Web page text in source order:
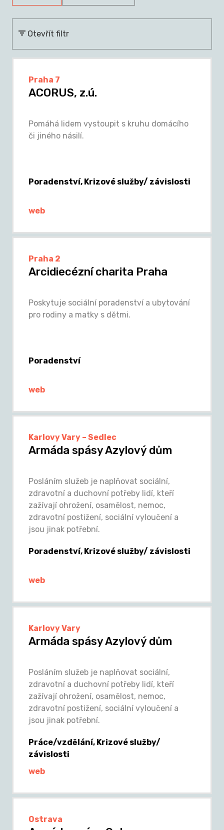
Otevřít filtr
Praha 7
ACORUS, z.ú.
Pomáhá lidem vystoupit s kruhu domácího
či jiného násilí.
Poradenství, Krizové služby/ závislosti
web
Praha 2
Arcidiecézní charita Praha
Poskytuje sociální poradenství a ubytování
pro rodiny a matky s dětmi.
Poradenství
web
Karlovy Vary – Sedlec
Armáda spásy Azylový dům
Posláním služeb je naplňovat sociální,
zdravotní a duchovní potřeby lidí, kteří
zažívají ohrožení, osamělost, nemoc,
zdravotní postižení, sociální vyloučení a
jsou jinak potřební.
Poradenství, Krizové služby/ závislosti
web
Karlovy Vary
Armáda spásy Azylový dům
Posláním služeb je naplňovat sociální,
zdravotní a duchovní potřeby lidí, kteří
zažívají ohrožení, osamělost, nemoc,
zdravotní postižení, sociální vyloučení a
jsou jinak potřební.
Práce/vzdělání, Krizové služby/
závislosti
web
Ostrava